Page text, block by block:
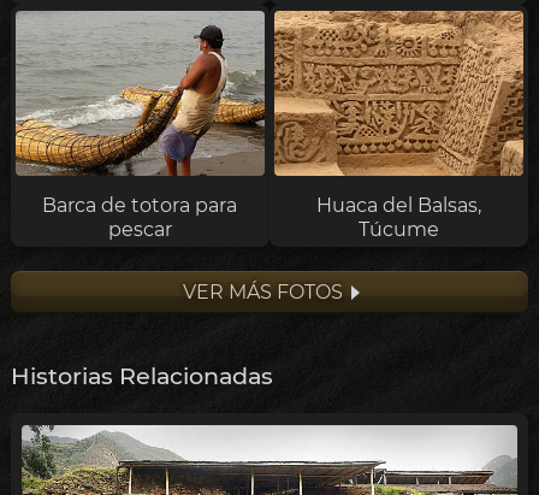
Barca de totora para
pescar
Huaca del Balsas,
Túcume
VER MÁS FOTOS
Historias Relacionadas